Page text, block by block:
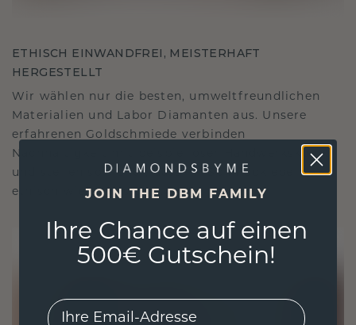
ETHISCH EINWANDFREI, MEISTERHAFT
HERGESTELLT
Wir wählen nur die besten, umweltfreundlichen
Materialien und Labor Diamanten aus. Unsere
erfahrenen Goldschmiede verbinden
Nachhaltigkeit mit beispielloser Handwerkskunst
und stellen so sicher, dass Ihr Schmuck ebenso
ethisch wie exquisit ist.JOIN THE DBM FAMILY
Ihre Chance auf einen
500€ Gutschein!
EMail